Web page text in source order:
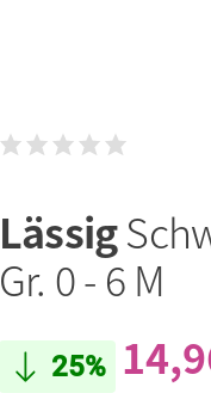
Lässig
Gr. 0 - 6 M
25%